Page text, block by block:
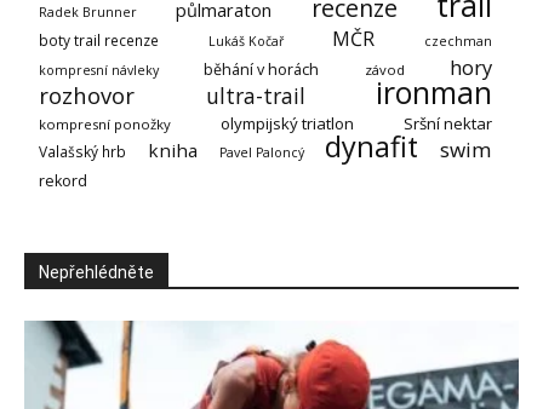
Radek Brunner půlmaraton recenze
boty trail recenze Lukáš Kočař MČR
czechman
kompresní návleky
běhání v horách závod hory
rozhovor ultra-trail ironman
kompresní ponožky olympijský triatlon Sršní nektar
Valašský hrb kniha Pavel Paloncý dynafit swim
rekord
Nepřehlédněte